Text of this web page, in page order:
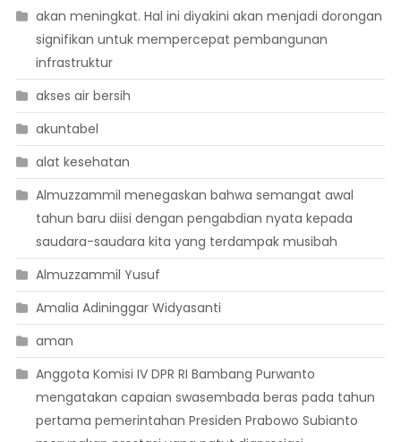
akan meningkat. Hal ini diyakini akan menjadi dorongan
signifikan untuk mempercepat pembangunan
infrastruktur
akses air bersih
akuntabel
alat kesehatan
Almuzzammil menegaskan bahwa semangat awal
tahun baru diisi dengan pengabdian nyata kepada
saudara-saudara kita yang terdampak musibah
Almuzzammil Yusuf
Amalia Adininggar Widyasanti
aman
Anggota Komisi IV DPR RI Bambang Purwanto
mengatakan capaian swasembada beras pada tahun
pertama pemerintahan Presiden Prabowo Subianto